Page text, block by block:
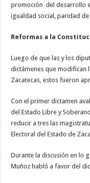
promoción del desarrollo
igualdad social, paridad
Reformas a la
Luego de que las y los
dictámenes que modifican
Zacatecas, estos fueron
Con el primer dictamen
del Estado Libre y
reducir a tres las
Electoral del Estado de
Durante la discusión en lo
Muñoz habló a favor del